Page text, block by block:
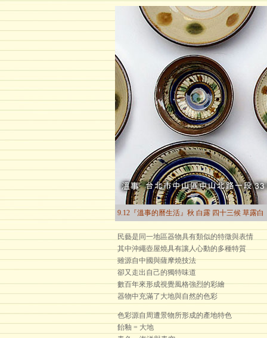
9.12『溫事的曆生活』秋 白露 四十三候 草露白
民藝是同一地區器物具有類似的特徵與表情
其中沖繩壺屋燒具有讓人心動的多種特質
雖源自中國與薩摩燒技法
卻又走出自己的獨特味道
數百年來形成視覺風格強烈的彩繪
器物中充滿了大地與自然的色彩
色彩源自周遭景物所形成的產地特色
飴釉 = 大地